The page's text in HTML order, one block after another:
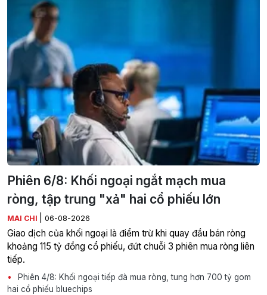
Phiên 6/8: Khối ngoại ngắt mạch mua
ròng, tập trung "xả" hai cổ phiếu lớn
MAI CHI 06-08-2026
Giao dịch của khối ngoại là điểm trừ khi quay đầu bán ròng
khoảng 115 tỷ đồng cổ phiếu, đứt chuỗi 3 phiên mua ròng liên
tiếp.
Phiên 4/8: Khối ngoại tiếp đà mua ròng, tung hơn 700 tỷ gom
hai cổ phiếu bluechips